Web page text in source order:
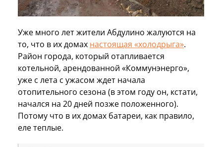
Уже много лет жители Абдулино жалуются на
то, что в их домах настоящая «холодрыга».
Район города, который отапливается
котельной, арендованной «Коммунэнерго»,
уже с лета с ужасом ждет начала
отопительного сезона (в этом году он, кстати,
начался на 20 дней позже положенного).
Потому что в их домах батареи, как правило,
еле теплые.